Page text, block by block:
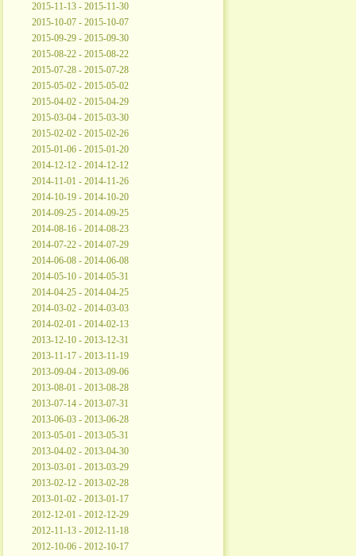
2015-11-13 - 2015-11-30
2015-10-07 - 2015-10-07
2015-09-29 - 2015-09-30
2015-08-22 - 2015-08-22
2015-07-28 - 2015-07-28
2015-05-02 - 2015-05-02
2015-04-02 - 2015-04-29
2015-03-04 - 2015-03-30
2015-02-02 - 2015-02-26
2015-01-06 - 2015-01-20
2014-12-12 - 2014-12-12
2014-11-01 - 2014-11-26
2014-10-19 - 2014-10-20
2014-09-25 - 2014-09-25
2014-08-16 - 2014-08-23
2014-07-22 - 2014-07-29
2014-06-08 - 2014-06-08
2014-05-10 - 2014-05-31
2014-04-25 - 2014-04-25
2014-03-02 - 2014-03-03
2014-02-01 - 2014-02-13
2013-12-10 - 2013-12-31
2013-11-17 - 2013-11-19
2013-09-04 - 2013-09-06
2013-08-01 - 2013-08-28
2013-07-14 - 2013-07-31
2013-06-03 - 2013-06-28
2013-05-01 - 2013-05-31
2013-04-02 - 2013-04-30
2013-03-01 - 2013-03-29
2013-02-12 - 2013-02-28
2013-01-02 - 2013-01-17
2012-12-01 - 2012-12-29
2012-11-13 - 2012-11-18
2012-10-06 - 2012-10-17